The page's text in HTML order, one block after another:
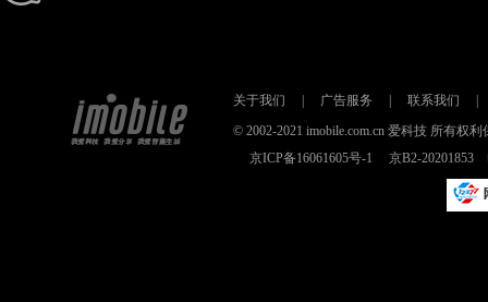
关于我们 广告服务 联系我们
© 2002-2021 imobile.com.cn 爱科技 所有权
京ICP备16061605号-1
京B2-20201853